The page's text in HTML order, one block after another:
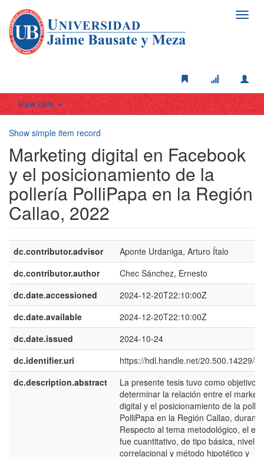
View Item
Show simple item record
Marketing digital en Facebook
y el posicionamiento de la
pollería PolliPapa en la Región
Callao, 2022
dc.contributor.advisor
Aponte Urdaniga, Arturo Ítalo
dc.contributor.author
Chec Sánchez, Ernesto
dc.date.accessioned
2024-12-20T22:10:00Z
dc.date.available
2024-12-20T22:10:00Z
dc.date.issued
2024-10-24
dc.identifier.uri
https://hdl.handle.net/20.500.14229/
dc.description.abstract
La presente tesis tuvo como objetivo
determinar la relación entre el
digital y el posicionamiento de la
PolliPapa en la Región Callao,
Respecto al tema metodológico, el
fue cuantitativo, de tipo básica, nivel
correlacional y método hipotético y